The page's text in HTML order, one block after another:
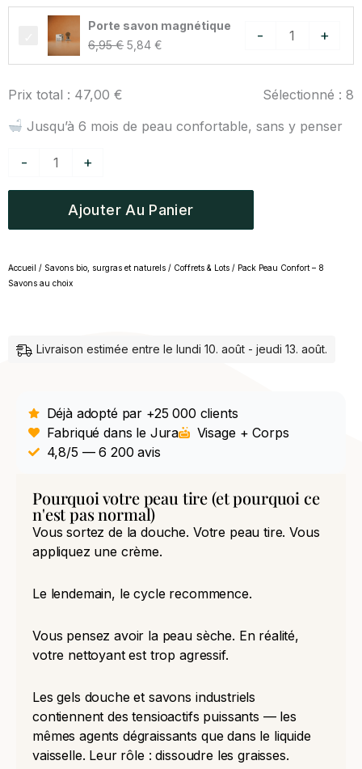
Accueil / Savons bio, surgras et naturels / Coffrets & Lots / Pack Peau Confort – 8
Savons au choix
Réparateur
Bio
Porte savon magnétique
6,95€
initial
5,84 €
prix
-
de
magnétique
+
Prix total : 47,00 € Sélectionné : 8
Jusqu’à 6 mois de peau confortable, sans y penser
- +
Ajouter Au Panier
Livraison estimée entre le lundi 10. août - jeudi 13. août.
Déjà adopté par +25 000 clients
Fabriqué dans le Jura
Visage + Corps
4,8/5 — 6 200 avis
Pourquoi votre peau tire (et pourquoi ce
n'est pas normal)
Vous sortez de la douche. Votre peau tire. Vous
appliquez une crème.
Le lendemain, le cycle recommence.
Vous pensez avoir la peau sèche. En réalité,
votre nettoyant est trop agressif.
Les gels douche et savons industriels
contiennent des tensioactifs puissants — les
mêmes agents dégraissants que dans le liquide
vaisselle. Leur rôle : dissoudre les graisses.